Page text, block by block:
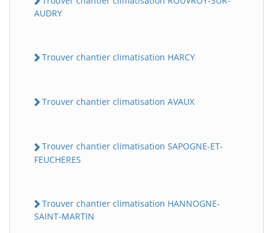
AUDRY
Trouver chantier climatisation HARCY
Trouver chantier climatisation AVAUX
Trouver chantier climatisation SAPOGNE-ET-
FEUCHERES
Trouver chantier climatisation HANNOGNE-
SAINT-MARTIN